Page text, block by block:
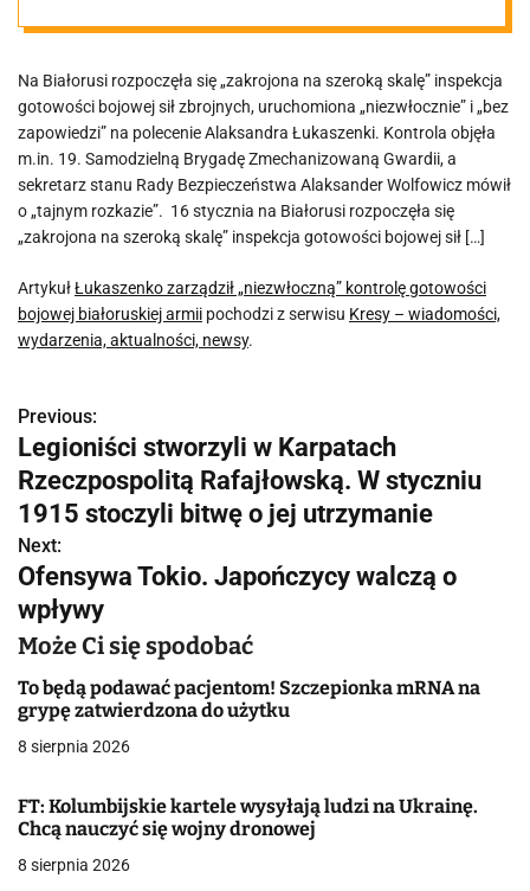
gotowości
bojowej
białoruskiej
armii
Na Białorusi rozpoczęła się „zakrojona na szeroką skalę” inspekcja
gotowości bojowej sił zbrojnych, uruchomiona „niezwłocznie” i „bez
zapowiedzi” na polecenie Alaksandra Łukaszenki. Kontrola objęła
m.in. 19. Samodzielną Brygadę Zmechanizowaną Gwardii, a
sekretarz stanu Rady Bezpieczeństwa Alaksander Wolfowicz mówił
o „tajnym rozkazie”. 16 stycznia na Białorusi rozpoczęła się
„zakrojona na szeroką skalę” inspekcja gotowości bojowej sił […]
ArtykułŁukaszenko zarządził „niezwłoczną” kontrolę gotowości
bojowej białoruskiej armii pochodzi z serwisu Kresy – wiadomości,
wydarzenia, aktualności, newsy.
N
a
w
i
g
a
c
j
w
p
Previous:
Legioniści stworzyli w Karpatach
Rzeczpospolitą Rafajłowską. W styczniu
1915 stoczyli bitwę o jej utrzymanie
Next:
Ofensywa Tokio. Japończycy walczą o
wpływy
Może Ci się spodobać
To będą podawać pacjentom! Szczepionka mRNA na
grypę zatwierdzona do użytku
8 sierpnia 2026
FT: Kolumbijskie kartele wysyłają ludzi na Ukrainę.
Chcą nauczyć się wojny dronowej
8 sierpnia 2026